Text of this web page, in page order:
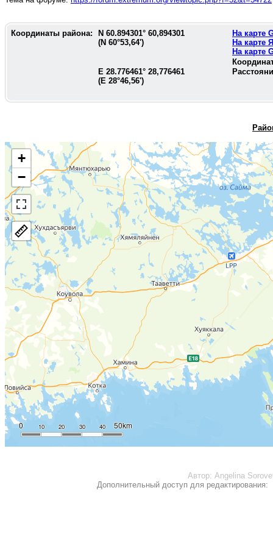
Координаты района: N 60.894301° 60,894301
(N 60°53,64')
На карте
На карте
На карте
E 28.776461° 28,776461
(E 28°46,56')
+
−
10
0 20 30 40 50km
Автор: Angelina
Дополнительный доступ для редактирования: